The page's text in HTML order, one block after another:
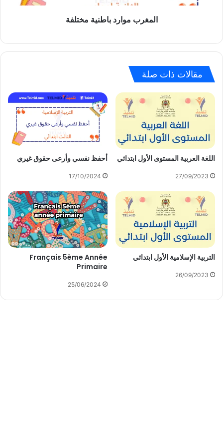
المغرب موارد باطنية مختلفة
مقالات ذات صلة
اللغة العربية المستوى الأول ابتدائي
27/09/2023
أحفظ نفسي وأرعى حقوق غيري
17/10/2024
التربية الإسلامية الأول ابتدائي
26/09/2023
Français 5ème Année
Primaire
25/06/2024